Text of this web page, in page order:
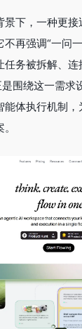
景下，一种更
再强调“一问
任务被拆解、
围绕这一需求
能体执行机制